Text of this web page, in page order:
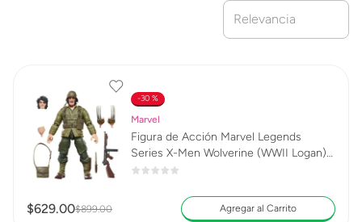
Relevancia
30 %
Marvel
Figura de Acción Marvel Legends
Series X-Men Wolverine (WWII Logan)
G0820
$629.00$899.00 Agregar al Carrito